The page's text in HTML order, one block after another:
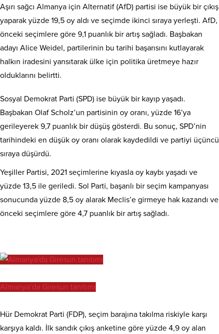
Aşırı sağcı Almanya için Alternatif (AfD) partisi ise büyük bir çıkış
yaparak yüzde 19,5 oy aldı ve seçimde ikinci sıraya yerleşti. AfD,
önceki seçimlere göre 9,1 puanlık bir artış sağladı. Başbakan
adayı Alice Weidel, partilerinin bu tarihi başarısını kutlayarak
halkın iradesini yansıtarak ülke için politika üretmeye hazır
olduklarını belirtti.
Sosyal Demokrat Parti (SPD) ise büyük bir kayıp yaşadı.
Başbakan Olaf Scholz’un partisinin oy oranı, yüzde 16’ya
gerileyerek 9,7 puanlık bir düşüş gösterdi. Bu sonuç, SPD’nin
tarihindeki en düşük oy oranı olarak kaydedildi ve partiyi üçüncü
sıraya düşürdü.
Yeşiller Partisi, 2021 seçimlerine kıyasla oy kaybı yaşadı ve
yüzde 13,5 ile geriledi. Sol Parti, başarılı bir seçim kampanyası
sonucunda yüzde 8,5 oy alarak Meclis’e girmeye hak kazandı ve
önceki seçimlere göre 4,7 puanlık bir artış sağladı.
Almanya’da Giresun tanıtımı
Hür Demokrat Parti (FDP), seçim barajına takılma riskiyle karşı
karşıya kaldı. İlk sandık çıkış anketine göre yüzde 4,9 oy alan